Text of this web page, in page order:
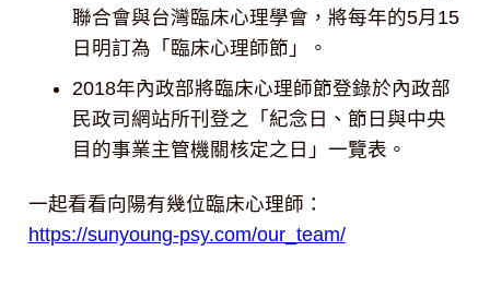
聯合會與台灣臨床心理學會，將每年的5月15
日明訂為「臨床心理師節」。
2018年內政部將臨床心理師節登錄於內政部
民政司網站所刊登之「紀念日、節日與中央
目的事業主管機關核定之日」一覽表。
一起看看向陽有幾位臨床心理師：
https://sunyoung-psy.com/our_team/